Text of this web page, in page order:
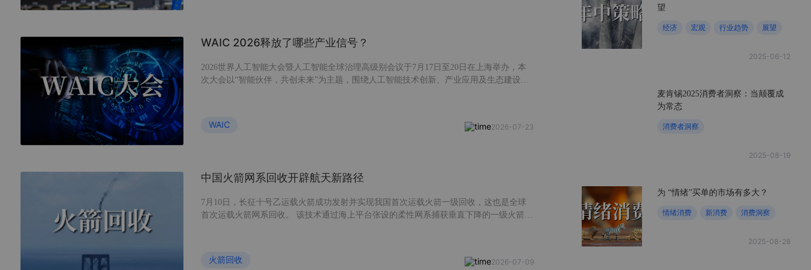
WAIC 2026释放了哪些产业信号？
2026世界人工智能大会暨人工智能全球治理高级别会议于7月17日至20日在上海举办，本
次大会以“智能伙伴，共创未来”为主题，围绕人工智能技术创新、产业应用及生态建设等
WAIC 2026-07-23
中国火箭网系回收开辟航天新路径
7月10日，长征十号乙运载火箭成功发射并实现我国首次运载火箭一级回收，这也是全球
首次运载火箭网系回收。 该技术通过海上平台张设的柔性网系捕获垂直下降的一级火箭，
火箭回收 2026-07-09
望
经济 宏观 行业趋势 展望
2025-06-12
麦肯锡2025消费者洞察：当颠覆成
为常态
消费者洞察
2025-08-19
为 “情绪”买单的市场有多大？
情绪消费 新消费 消费洞察
2025-08-28